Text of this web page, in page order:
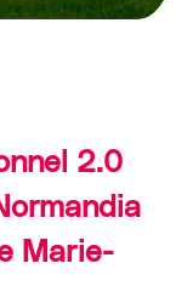
2.0
Marie-